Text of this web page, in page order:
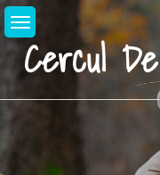
Cercul